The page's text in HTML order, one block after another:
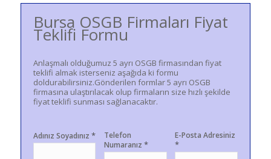
Bursa OSGB Firmaları Fiyat
Teklifi Formu
Anlaşmalı olduğumuz 5 ayrı OSGB firmasından fiyat
teklifi almak isterseniz aşağıda ki formu
doldurabilirsiniz.Gönderilen formlar 5 ayrı OSGB
firmasına ulaştırılacak olup firmaların size hızlı şekilde
fiyat teklifi sunması sağlanacaktır.
Adınız Soyadınız *
Telefon
Numaranız*
E-Posta Adresiniz
*